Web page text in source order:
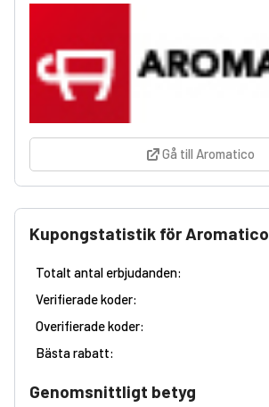
Gå till Aromatico
Kupongstatistik för Aromatico
Totalt antal erbjudanden:
Verifierade koder:
Overifierade koder:
Bästa rabatt:
Genomsnittligt betyg